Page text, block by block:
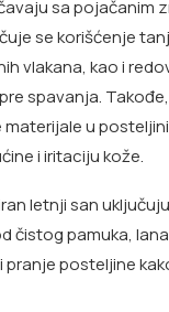
sa pojačanim
se korišćenje
vlakana, kao i
spavanja.
u
i iritaciju kože.
letnji san
čistog pamuka,
pranje posteljine